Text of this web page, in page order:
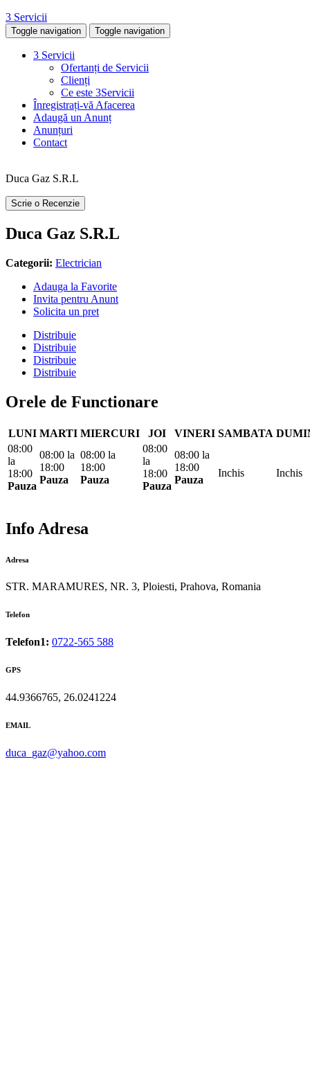
3 Servicii
Toggle navigation Toggle navigation
3 Servicii
Ofertanți de Servicii
Clienți
Ce este 3Servicii
Înregistrați-vă Afacerea
Adaugă un Anunț
Anunțuri
Contact
Duca Gaz S.R.L
Scrie o Recenzie
Duca Gaz S.R.L
Categorii: Electrician
Adauga la Favorite
Invita pentru Anunt
Solicita un pret
Distribuie
Distribuie
Distribuie
Distribuie
Orele de Functionare
LUNI MARTI MIERCURI JOI VINERI SAMBATA
08:00
la
18:00
Pauza
08:00 la
18:00
Pauza
08:00 la
18:00
Pauza
08:00
la
18:00
Pauza
08:00 la
18:00
Pauza
Inchis Inchis
Info Adresa
Adresa
STR. MARAMURES, NR. 3, Ploiesti, Prahova, Romania
Telefon
Telefon1: 0722-565 588
GPS
44.9366765, 26.0241224
EMAIL
duca_gaz@yahoo.com